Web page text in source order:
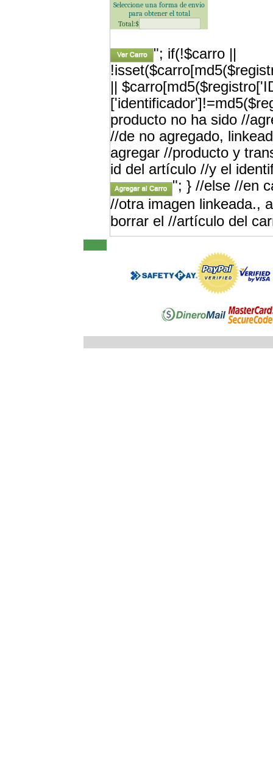
Seleccione una forma de envío
para obtener el total
Total:$
"; if(!$carro ||
||
producto no ha sido //
//de no agregado,
agregar //producto y
id del artículo //y el
"; } //else //en
//otra imagen linkeada.,
borrar el //artículo del